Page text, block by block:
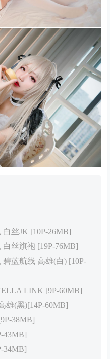
丝JK [10P-26MB]
丝旗袍 [19P-76MB]
蓝航线 高雄(白) [10P-
LINK [9P-60MB]
雄(黑)[14P-60MB]
38MB]
43MB]
34MB]